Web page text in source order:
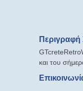
και του